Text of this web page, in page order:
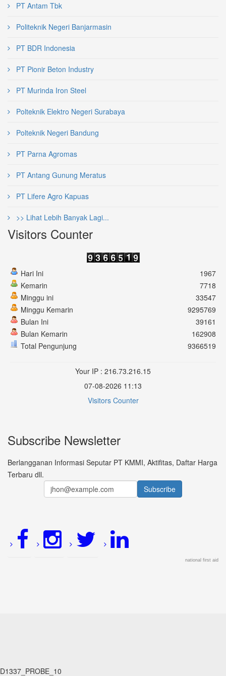
PT Antam Tbk
Politeknik Negeri Banjarmasin
PT BDR Indonesia
PT Pionir Beton Industry
PT Murinda Iron Steel
Polteknik Elektro Negeri Surabaya
Polteknik Negeri Bandung
PT Parna Agromas
PT Antang Gunung Meratus
PT Lifere Agro Kapuas
>> Lihat Lebih Banyak Lagi...
Visitors Counter
Hari Ini
Kemarin
Minggu ini
Minggu Kemarin
Bulan Ini
Bulan Kemarin
Total Pengunjung
1967
7718
33547
9295769
39161
162908
9366519
Your IP : 216.73.216.15
07-08-2026 11:13
Visitors Counter
Subscribe Newsletter
Berlangganan Informasi Seputar PT KMMI, Aktifitas, Daftar Harga
Terbaru dll.
national first aid